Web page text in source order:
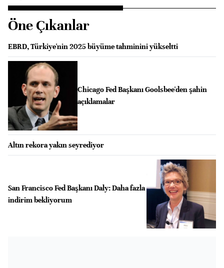
Öne Çıkanlar
EBRD, Türkiye'nin 2025 büyüme tahminini yükseltti
Chicago Fed Başkanı Goolsbee'den şahin
açıklamalar
Altın rekora yakın seyrediyor
San Francisco Fed Başkanı Daly: Daha fazla
indirim bekliyorum